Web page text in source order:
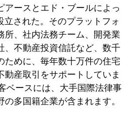
アースとエド・ブールによっ
立された。そのプラットフォ
所、社内法務チーム、開発業
、不動産投資信託など、数千
ために、毎年数十万件の住宅
産取引をサポートしていま
ベースには、大手国際法律事
多国籍企業が含まれます。